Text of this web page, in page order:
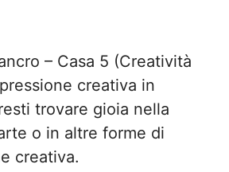
– Casa 5 (Creatività
creativa in
trovare gioia nella
o in altre forme di
creativa.